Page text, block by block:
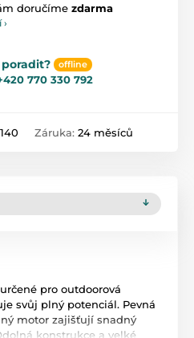
doručíme zdarma
offline
770 330 792
Záruka: 24 měsíců
pro outdoorová
svůj plný potenciál. Pevná
motor zajišťují snadný
konstrukce a velké